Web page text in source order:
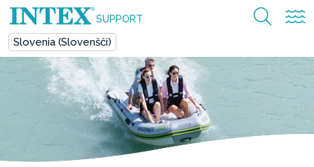
SUPPORT
Slovenia (Slovenšči)